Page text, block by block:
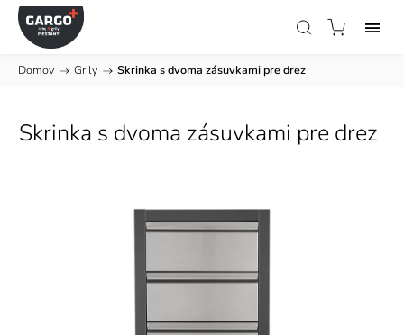
Domov / Grily / Skrinka s dvoma zásuvkami pre drez
Skrinka s dvoma zásuvkami pre drez